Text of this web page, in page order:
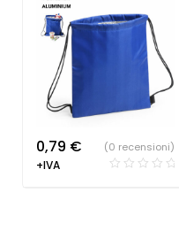
0,79 €
+IVA
(0 recensioni)